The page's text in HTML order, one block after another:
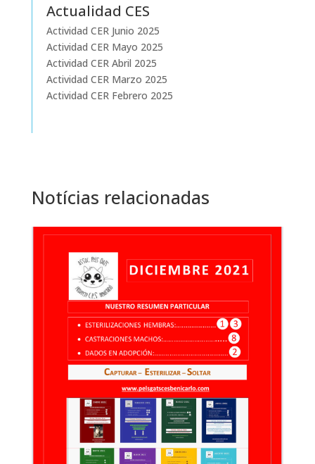
Actualidad CES
Actividad CER Junio 2025
Actividad CER Mayo 2025
Actividad CER Abril 2025
Actividad CER Marzo 2025
Actividad CER Febrero 2025
Notícias relacionadas